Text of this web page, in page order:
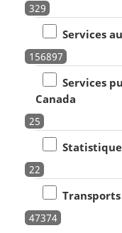
329
Services
156897
Services
Canada
25
Statistique
22
Transports
47374